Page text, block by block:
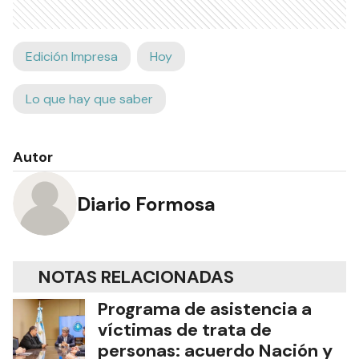
Edición Impresa Hoy
Lo que hay que saber
Autor
Diario Formosa
NOTAS RELACIONADAS
Programa de asistencia a
víctimas de trata de
personas: acuerdo Nación y